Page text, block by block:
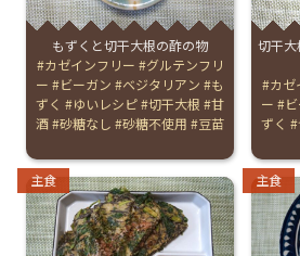
もずくと切干大根の酢の物
Tags:
カゼインフリー
グルテンフリ
ー
ビーガン ベジタリアン
も
ずく
ゆいレシピ 切干大根
甘
酒 砂糖なし 砂糖不使用 豆苗
切干
Tags:
カゼ
ー
ずく
Categories:
主食 主食
お産について
親と子の結びつき
母乳育児
予防接種